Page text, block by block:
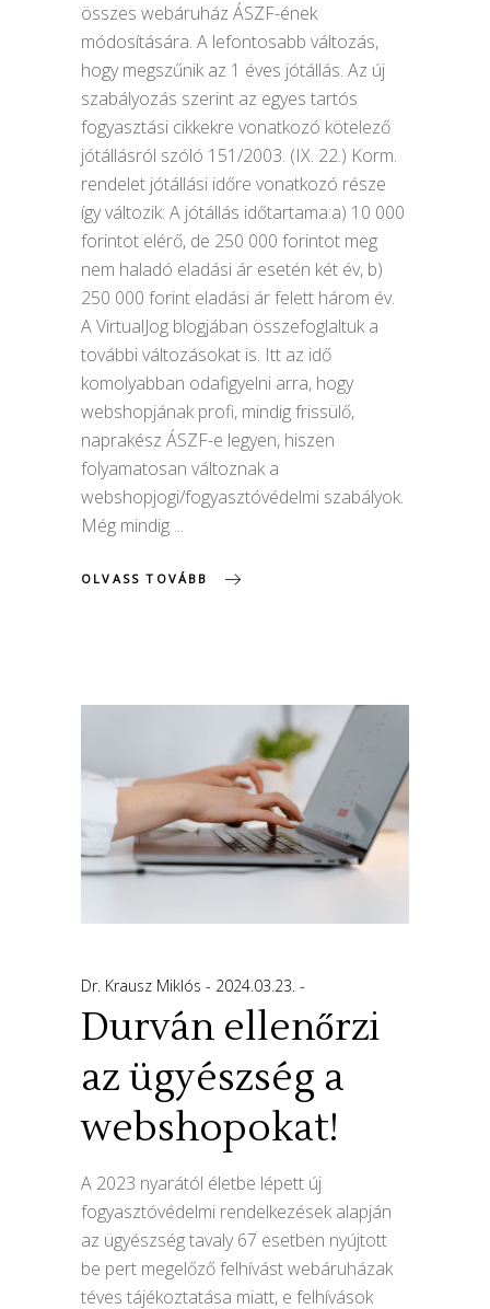
összes webáruház ÁSZF-ének
módosítására. A lefontosabb változás,
hogy megszűnik az 1 éves jótállás. Az új
szabályozás szerint az egyes tartós
fogyasztási cikkekre vonatkozó kötelező
jótállásról szóló 151/2003. (IX. 22.) Korm.
rendelet jótállási időre vonatkozó része
így változik: A jótállás időtartama:a) 10 000
forintot elérő, de 250 000 forintot meg
nem haladó eladási ár esetén két év, b)
250 000 forint eladási ár felett három év.
A VirtualJog blogjában összefoglaltuk a
további változásokat is. Itt az idő
komolyabban odafigyelni arra, hogy
webshopjának profi, mindig frissülő,
naprakész ÁSZF-e legyen, hiszen
folyamatosan változnak a
webshopjogi/fogyasztóvédelmi szabályok.
Még mindig
OLVASS TOVÁBB
Dr. Krausz Miklós 2024.03.23.
Durván ellenőrzi
az ügyészség a
webshopokat!
A 2023 nyarától életbe lépett új
fogyasztóvédelmi rendelkezések alapján
az ügyészség tavaly 67 esetben nyújtott
be pert megelőző felhívást webáruházak
téves tájékoztatása miatt, e felhívások